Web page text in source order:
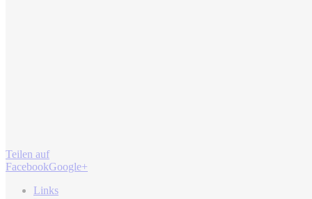
Teilen auf
FacebookGoogle+
Links